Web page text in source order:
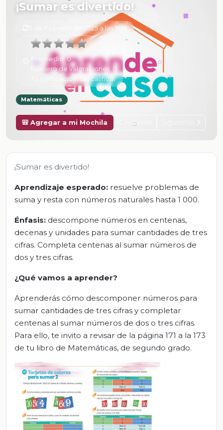
¡Sumar es divertido!
6 de Febrero de 2025 a las 15:16
Promedio:0
Número de valoraciones:0
Tu calificación:Sin calificar
Matemáticas
🎒 Agregar a mi Mochila Anterior
¡Sumar es divertido!
Aprendizaje esperado: resuelve problemas de
suma y resta con números naturales hasta 1 000.
Énfasis: descompone números en centenas,
decenas y unidades para sumar cantidades de tres
cifras. Completa centenas al sumar números de
dos y tres cifras.
¿Qué vamos a aprender?
Aprenderás cómo descomponer números para
sumar cantidades de tres cifras y completar
centenas al sumar números de dos o tres cifras.
Para ello, te invito a revisar de la página 171 a la 173
de tu libro de Matemáticas, de segundo grado.